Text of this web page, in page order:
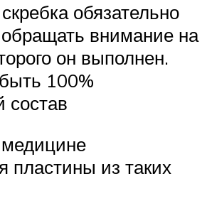
обязательно
внимание на
он выполнен.
100%
состав
пластины из таких